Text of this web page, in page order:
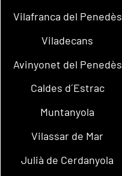
Vilafranca del Penedès
Viladecans
Avinyonet del Penedès
Caldes d´Estrac
Muntanyola
Vilassar de Mar
Julià de Cerdanyola